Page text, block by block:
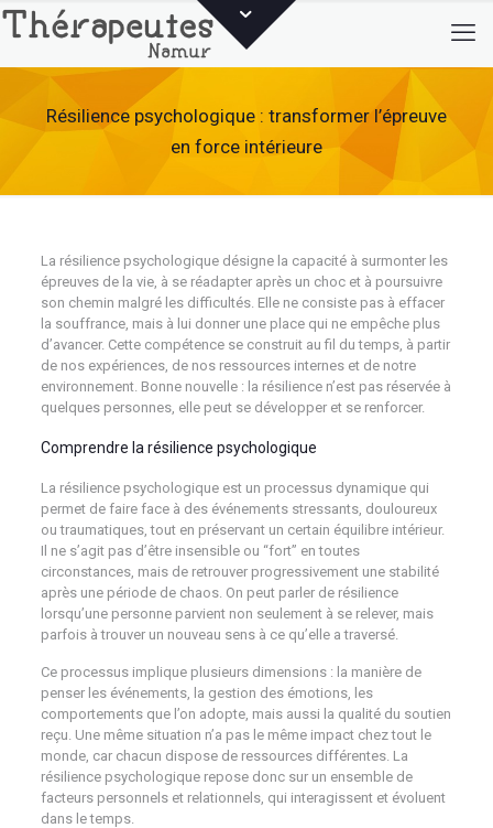
Résilience psychologique : transformer l’épreuve
en force intérieure
La résilience psychologique désigne la capacité à surmonter les
épreuves de la vie, à se réadapter après un choc et à poursuivre
son chemin malgré les difficultés. Elle ne consiste pas à effacer
la souffrance, mais à lui donner une place qui ne empêche plus
d’avancer. Cette compétence se construit au fil du temps, à partir
de nos expériences, de nos ressources internes et de notre
environnement. Bonne nouvelle : la résilience n’est pas réservée à
quelques personnes, elle peut se développer et se renforcer.
Comprendre la résilience psychologique
La résilience psychologique est un processus dynamique qui
permet de faire face à des événements stressants, douloureux
ou traumatiques, tout en préservant un certain équilibre intérieur.
Il ne s’agit pas d’être insensible ou “fort” en toutes
circonstances, mais de retrouver progressivement une stabilité
après une période de chaos. On peut parler de résilience
lorsqu’une personne parvient non seulement à se relever, mais
parfois à trouver un nouveau sens à ce qu’elle a traversé.
Ce processus implique plusieurs dimensions : la manière de
penser les événements, la gestion des émotions, les
comportements que l’on adopte, mais aussi la qualité du soutien
reçu. Une même situation n’a pas le même impact chez tout le
monde, car chacun dispose de ressources différentes. La
résilience psychologique repose donc sur un ensemble de
facteurs personnels et relationnels, qui interagissent et évoluent
dans le temps.